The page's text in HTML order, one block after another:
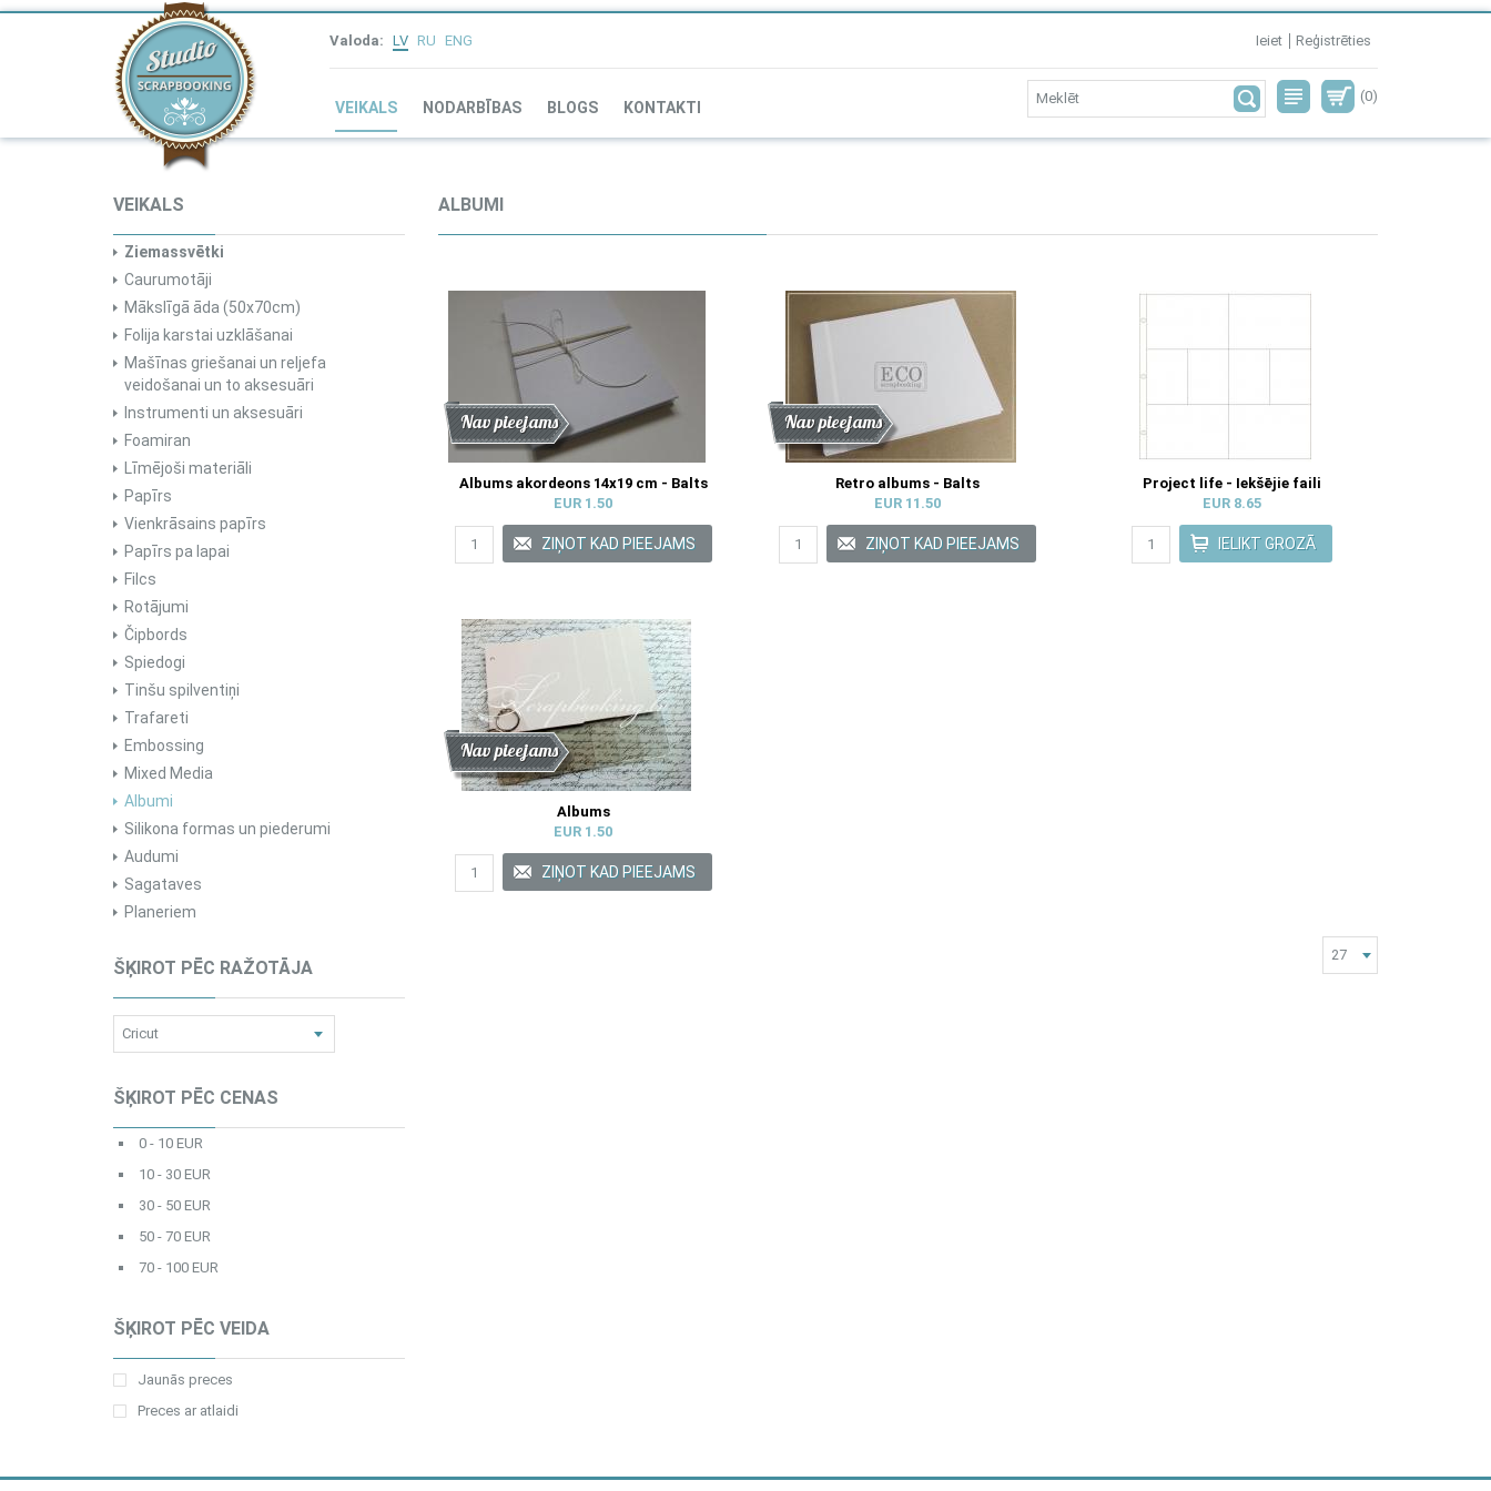
Valoda: LV RU ENG Ieiet Reģistrēties
VEIKALS NODARBĪBAS BLOGS KONTAKTI
(0)
VEIKALS
Ziemassvētki
Caurumotāji
Mākslīgā āda (50x70cm)
Folija karstai uzklāšanai
Mašīnas griešanai un reljefa
veidošanai un to aksesuāri
Instrumenti un aksesuāri
Foamiran
Līmējoši materiāli
Papīrs
Vienkrāsains papīrs
Papīrs pa lapai
Filcs
Rotājumi
Čipbords
Spiedogi
Tinšu spilventiņi
Trafareti
Embossing
Mixed Media
Albumi
Silikona formas un piederumi
Audumi
Sagataves
Planeriem
ŠĶIROT PĒC RAŽOTĀJA
ŠĶIROT PĒC CENAS
0 - 10 EUR
10 - 30 EUR
30 - 50 EUR
50 - 70 EUR
70 - 100 EUR
ŠĶIROT PĒC VEIDA
Jaunās preces
Preces ar atlaidi
ALBUMI
Atlaide
Jaunums
Nav pieejams
Albums akordeons 14x19 cm - Balts
EUR 1.50
Atlaide
Jaunums
Nav pieejams
Retro albums - Balts
EUR 11.50
Project life - Iekšējie faili
EUR 8.65
Atlaide
Jaunums
Nav pieejams
Albums
EUR 1.50